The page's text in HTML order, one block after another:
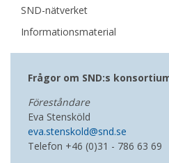
SND-nätverket
Informationsmaterial
Frågor om SND:s
Föreståndare
Eva Stensköld
eva.stenskold@snd.se
Telefon +46 (0)31 - 786 63 69